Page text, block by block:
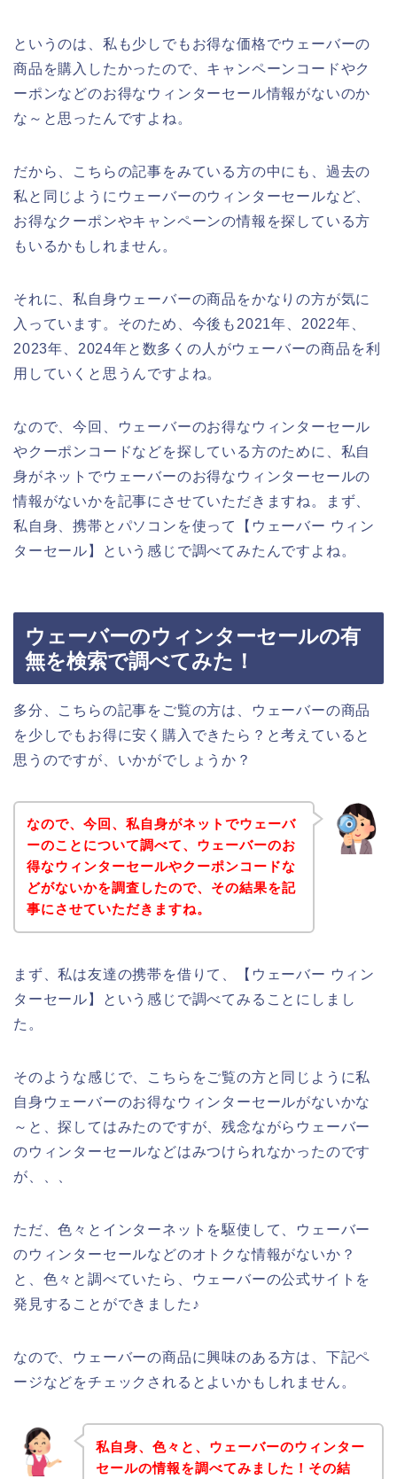
というのは、私も少しでもお得な価格でウェーバーの
商品を購入したかったので、キャンペーンコードやク
ーポンなどのお得なウィンターセール情報がないのか
な～と思ったんですよね。
だから、こちらの記事をみている方の中にも、過去の
私と同じようにウェーバーのウィンターセールなど、
お得なクーポンやキャンペーンの情報を探している方
もいるかもしれません。
それに、私自身ウェーバーの商品をかなりの方が気に
入っています。そのため、今後も2021年、2022年、
2023年、2024年と数多くの人がウェーバーの商品を利
用していくと思うんですよね。
なので、今回、ウェーバーのお得なウィンターセール
やクーポンコードなどを探している方のために、私自
身がネットでウェーバーのお得なウィンターセールの
情報がないかを記事にさせていただきますね。まず、
私自身、携帯とパソコンを使って【ウェーバー ウィン
ターセール】という感じで調べてみたんですよね。
ウェーバーのウィンターセールの有
無を検索で調べてみた！
多分、こちらの記事をご覧の方は、ウェーバーの商品
を少しでもお得に安く購入できたら？と考えていると
思うのですが、いかがでしょうか？
なので、今回、私自身がネットでウェーバ
ーのことについて調べて、ウェーバーのお
得なウィンターセールやクーポンコードな
どがないかを調査したので、その結果を記
事にさせていただきますね。
まず、私は友達の携帯を借りて、【ウェーバー ウィン
ターセール】という感じで調べてみることにしまし
た。
そのような感じで、こちらをご覧の方と同じように私
自身ウェーバーのお得なウィンターセールがないかな
～と、探してはみたのですが、残念ながらウェーバー
のウィンターセールなどはみつけられなかったのです
が、、、
ただ、色々とインターネットを駆使して、ウェーバー
のウィンターセールなどのオトクな情報がないか？
と、色々と調べていたら、ウェーバーの公式サイトを
発見することができました♪
なので、ウェーバーの商品に興味のある方は、下記ペ
ージなどをチェックされるとよいかもしれません。
私自身、色々と、ウェーバーのウィンター
セールの情報を調べてみました！その結